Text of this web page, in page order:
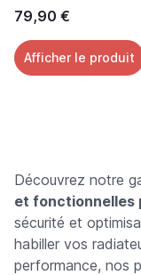
79,90 €
Afficher le produit
Découvrez notre
et fonctionnelles
sécurité et
habiller vos
performance, nos